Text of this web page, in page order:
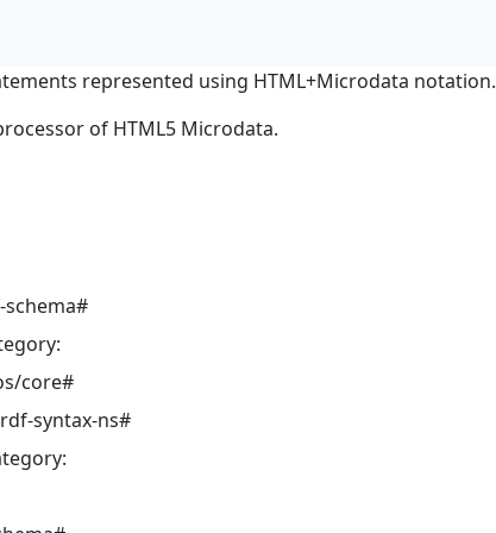
represented using HTML+Microdata notation.
of HTML5 Microdata.
core#
syntax-ns#